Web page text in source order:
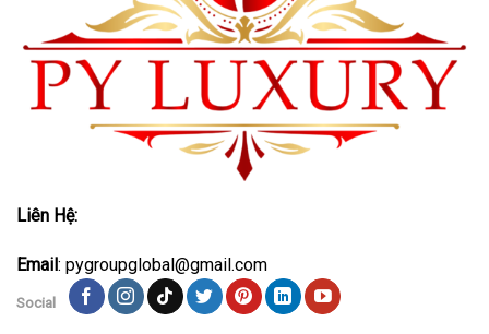
Liên Hệ:
Email : pygroupglobal@gmail.com
Social